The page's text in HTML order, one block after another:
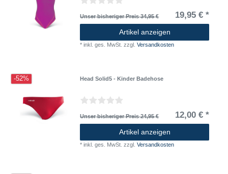
Unser bisheriger Preis 34,95 € 19,95 € *
Artikel anzeigen
*inkl. ges. MwSt. zzgl.Versandkosten
-52% Head Solid5 - Kinder Badehose
Unser bisheriger Preis 24,95 € 12,00 € *
Artikel anzeigen
*inkl. ges. MwSt. zzgl.Versandkosten